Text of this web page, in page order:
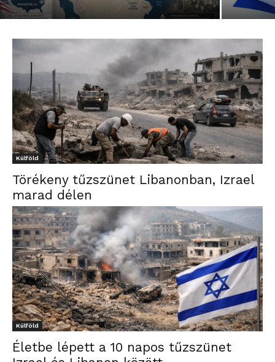
Külföld
Törékeny tűzszünet Libanonban, Izrael
marad délen
Külföld
Életbe lépett a 10 napos tűzszünet